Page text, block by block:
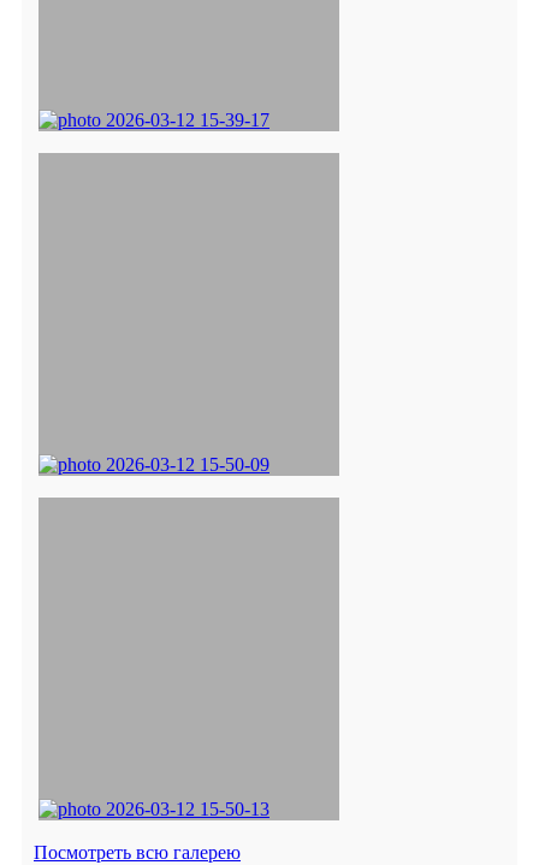
Посмотреть всю галерею